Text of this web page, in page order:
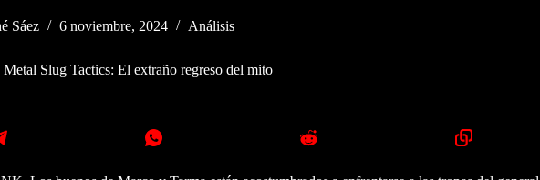
Sáez 6 noviembre, 2024 Análisis
Metal Slug Tactics: El extraño regreso del mito